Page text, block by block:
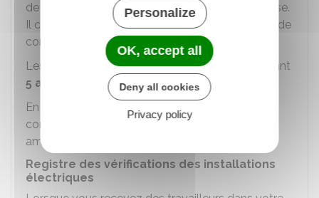
de sécurité ont bien été effectués dans l'entreprise.
Il contient tous les documents de vérification et de
contrôle en matière d'hygiène et de sécurité.
Les informations doivent être conservées pendant
5 ans
En cas de
mauvaise tenue
du registre des
contrôles de sécurité, vous vous exposez à une
amende de
Registre des vérifications des installations
électriques
Personalize
OK, accept all
Deny all cookies
Privacy policy